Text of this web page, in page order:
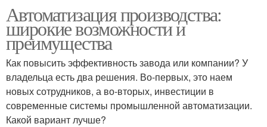
Автоматизация производства:
широкие возможности и
преимущества
Как повысить эффективность завода или компании? У
владельца есть два решения. Во-первых, это наем
новых сотрудников, а во-вторых, инвестиции в
современные системы промышленной автоматизации.
Какой вариант лучше?